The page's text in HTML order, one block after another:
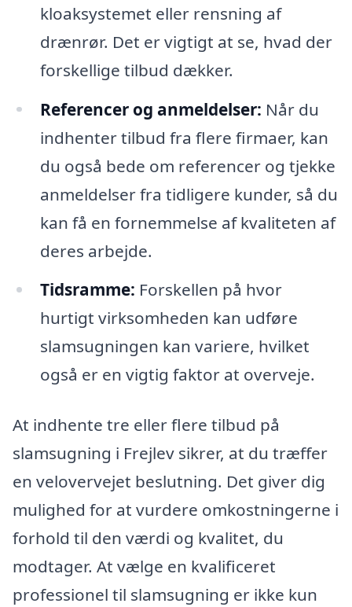
kloaksystemet eller rensning af
drænrør. Det er vigtigt at se, hvad der
forskellige tilbud dækker.
Referencer og anmeldelser: Når du
indhenter tilbud fra flere firmaer, kan
du også bede om referencer og tjekke
anmeldelser fra tidligere kunder, så du
kan få en fornemmelse af kvaliteten af
deres arbejde.
Tidsramme: Forskellen på hvor
hurtigt virksomheden kan udføre
slamsugningen kan variere, hvilket
også er en vigtig faktor at overveje.
At indhente tre eller flere tilbud på
slamsugning i Frejlev sikrer, at du træffer
en velovervejet beslutning. Det giver dig
mulighed for at vurdere omkostningerne i
forhold til den værdi og kvalitet, du
modtager. At vælge en kvalificeret
professionel til slamsugning er ikke kun